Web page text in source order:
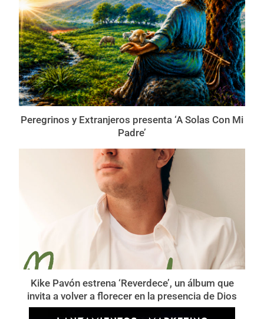
Peregrinos y Extranjeros presenta ‘A Solas Con Mi
Padre’
Kike Pavón estrena ‘Reverdece’, un álbum que
invita a volver a florecer en la presencia de Dios